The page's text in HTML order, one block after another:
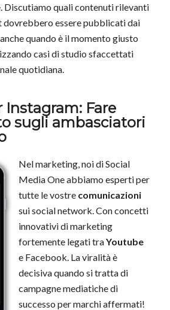
Discutiamo quali contenuti rilevanti
dovrebbero essere pubblicati dai
quando è il momento giusto
casi di studio sfaccettati
quotidiana.
Instagram: Fare
sugli ambasciatori
Nel marketing, noi di Social
Media One abbiamo esperti per
tutte le vostre comunicazioni
sui social network. Con concetti
innovativi di marketing
fortemente legati traYoutube
e Facebook . La viralità è
decisiva quando si tratta di
campagne mediatiche di
successo per marchi affermati!